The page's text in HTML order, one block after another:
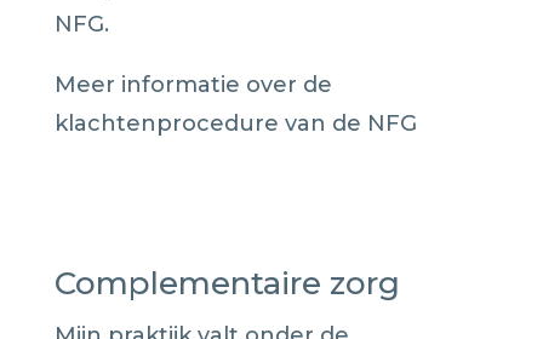
NFG.
Meer informatie over de
klachtenprocedure van de NFG
Complementaire zorg